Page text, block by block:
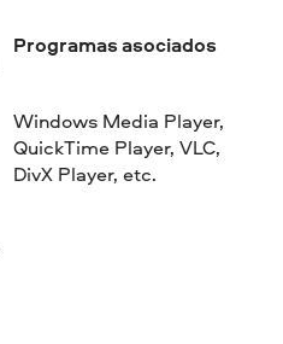
Programas asociados
Windows Media Player,
QuickTime Player, VLC,
DivX Player, etc.